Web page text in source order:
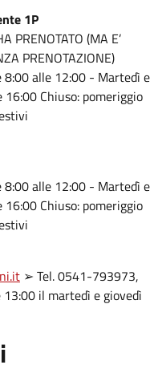
1P
PRENOTATO (MA E’
PRENOTAZIONE)
alle 12:00 - Martedì e
Chiuso: pomeriggio
alle 12:00 - Martedì e
Chiuso: pomeriggio
➢ Tel. 0541-793973,
il martedì e giovedì